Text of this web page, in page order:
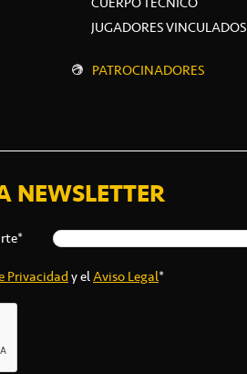
JUGADORES VINCULADOS
PATROCINADORES
NEWSLETTER
Privacidady elAviso Legal*